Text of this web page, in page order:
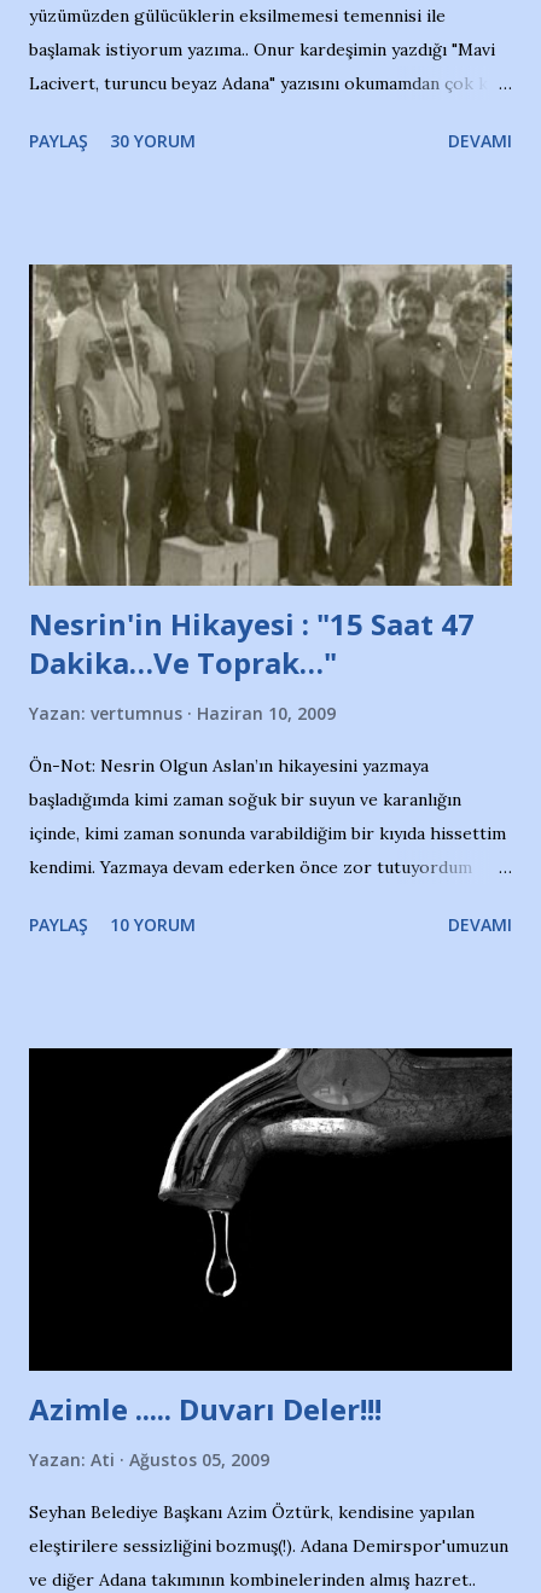
yüzümüzden gülücüklerin eksilmemesi temennisi ile
başlamak istiyorum yazıma.. Onur kardeşimin yazdığı "Mavi
Lacivert, turuncu beyaz Adana" yazısını okumamdan çok kısa
irkildim.. "Bursasporlu taraftarlar, İstanbul takımlarının
ve ürünlerini Bursa şehrinde görmek istemediklerini bir
protesto eylemiyle açıkladıklarını bildiriyordu.. Bu grup
adına açıklama yapan şahsı muhterem(!) ''Açık ve net olarak
söylüyoruz. Bu son uyarımızdır. Bunun yanısıra, bu takımlara
ait tanıtıcı ilanların asılmasına izin veren Bursa Büyükşehir
Belediyesi ile mağazaların bulunduğu alışveriş merkezlerini
de kınıyoruz'' diye de eklemiş .. Blogumuzda okuduğum bu
yazının hemen ardından bu habe...
PAYLAŞ 30 YORUM DEVAMI
Nesrin'in Hikayesi : "15 Saat 47
Dakika…Ve Toprak…"
Yazan: vertumnus Haziran 10, 2009
Ön-Not: Nesrin Olgun Aslan’ın hikayesini yazmaya
başladığımda kimi zaman soğuk bir suyun ve karanlığın
içinde, kimi zaman sonunda varabildiğim bir kıyıda hissettim
kendimi. Yazmaya devam ederken önce zor tutuyordum
Yazımı, ağlayarak bitirebildim ancak…Kendisinin web
Nesrin’in Hikayesi’ne başlıyorum… 1964 Adana Yüzme
havuzunun kenarında 7 yaşında kara kuru bir kız çocuğu
duruyor. Havuzun içinde Adana Demirspor Kulübü
yüzücüleri. Erkekler çoğunlukta. Küçük kız etrafına bakıyor.
Sadece 4 kız çocuğu var. Nesrin, Adana Demirspor’un 4
kızından biri oluyor o gün…Giriyor havuza. 1973 – 1975
Adana Nesrin, 16 yaşında. Yüzüyor. 7 yaşında girdiği
Türkiye 3.lüğü var. 17 yaşında mar...
PAYLAŞ 10 YORUM DEVAMI
Azimle ..... Duvarı Deler!!!
Yazan: Ati Ağustos 05, 2009
Seyhan Belediye Başkanı Azim Öztürk, kendisine yapılan
eleştirilere sessizliğini bozmuş(!). Adana Demirspor'umuzun
ve diğer Adana takımının kombinelerinden almış hazret..